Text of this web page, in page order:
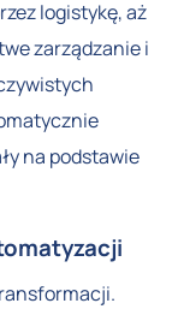
logistykę, aż
zarządzanie i
na podstawie